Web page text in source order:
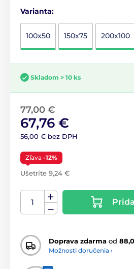
Varianta:
100x50 150x75 200x100
Skladom > 10 ks
77,00 €
67,76 €
56,00 € bez DPH
Zľava -12%
Ušetríte 9,24 €
Doprava zdarma od
Možnosti doručenia ›